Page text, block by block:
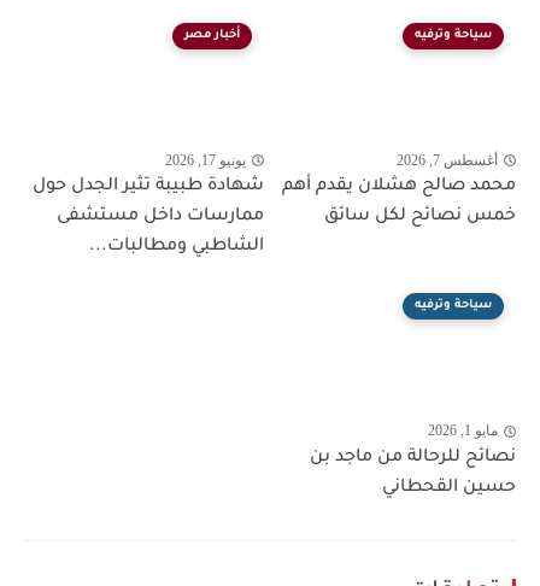
سياحة وترفيه
أغسطس 7, 2026
محمد صالح هشلان يقدم أهم
خمس نصائح لكل سائق
أخبار مصر
يونيو 17, 2026
شهادة طبيبة تثير الجدل حول
ممارسات داخل مستشفى
الشاطبي ومطالبات...
سياحة وترفيه
مايو 1, 2026
نصائح للرحالة من ماجد بن
حسين القحطاني